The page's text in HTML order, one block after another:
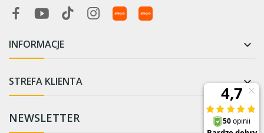
INFORMACJE 
STREFA KLIENTA 
NEWSLETTER